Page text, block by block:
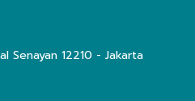
Senayan 12210 - Jakarta